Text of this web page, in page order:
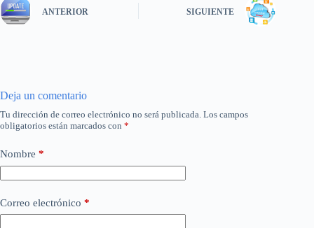
ANTERIOR SIGUIENTE
Deja un comentario
Tu dirección de correo electrónico no será publicada. Los campos
obligatorios están marcados con *
Nombre *
Correo electrónico *